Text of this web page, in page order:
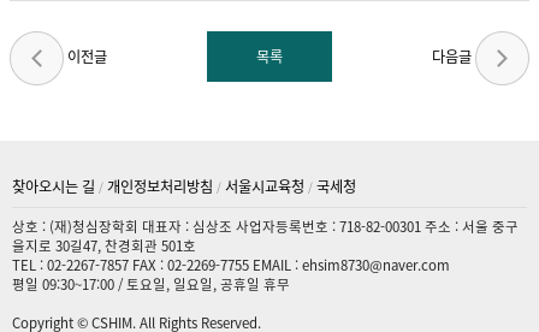
이전글 다음글
목록
찾아오시는 길 / 개인정보처리방침 / 서울시교육청 / 국세청
상호 : (재)청심장학회 대표자 : 심상조 사업자등록번호 : 718-82-00301 주소 : 서울 중구
을지로 30길47, 찬경회관 501호
TEL : 02-2267-7857 FAX : 02-2269-7755 EMAIL : ehsim8730@naver.com
평일 09:30~17:00 / 토요일, 일요일, 공휴일 휴무
Copyright © CSHIM. All Rights Reserved.